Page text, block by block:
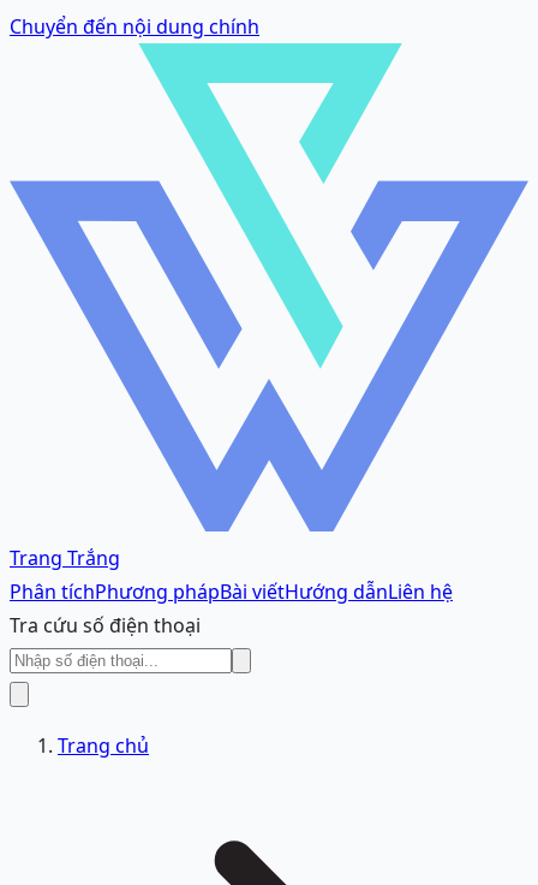
Chuyển đến nội dung chính
Trang Trắng
Phân tíchPhương phápBài viếtHướng dẫnLiên hệ
Tra cứu số điện thoại
Trang chủ